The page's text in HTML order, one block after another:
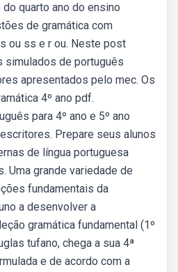
quarto ano do ensino
de gramática com
ou ss e r ou. Neste post
de português
apresentados pelo mec. Os
4º ano pdf.
para 4º ano e 5º ano
Prepare seus alunos
de língua portuguesa
Uma grande variedade de
fundamentais da
a desenvolver a
gramática fundamental (1º
tufano, chega a sua 4ª
e de acordo com a